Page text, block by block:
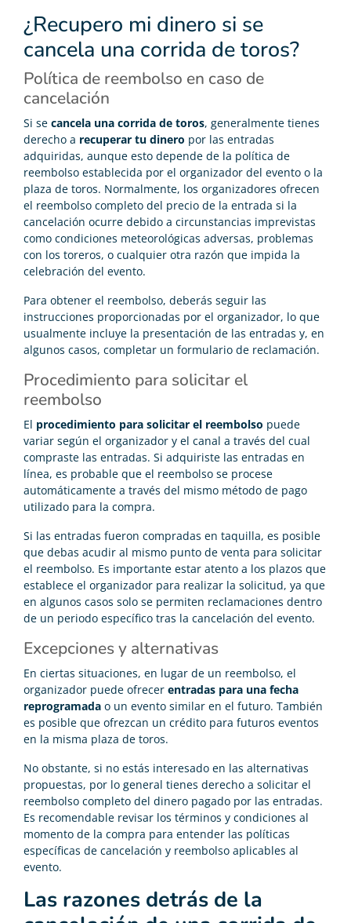
¿Recupero mi dinero si se
cancela una corrida de toros?
Política de reembolso en caso de
cancelación
Si se cancela una corrida de toros, generalmente tienes
derecho a recuperar tu dinero por las entradas
adquiridas, aunque esto depende de la política de
reembolso establecida por el organizador del evento o la
plaza de toros. Normalmente, los organizadores ofrecen
el reembolso completo del precio de la entrada si la
cancelación ocurre debido a circunstancias imprevistas
como condiciones meteorológicas adversas, problemas
con los toreros, o cualquier otra razón que impida la
celebración del evento.
Para obtener el reembolso, deberás seguir las
instrucciones proporcionadas por el organizador, lo que
usualmente incluye la presentación de las entradas y, en
algunos casos, completar un formulario de reclamación.
Procedimiento para solicitar el
reembolso
El procedimiento para solicitar el reembolso puede
variar según el organizador y el canal a través del cual
compraste las entradas. Si adquiriste las entradas en
línea, es probable que el reembolso se procese
automáticamente a través del mismo método de pago
utilizado para la compra.
Si las entradas fueron compradas en taquilla, es posible
que debas acudir al mismo punto de venta para solicitar
el reembolso. Es importante estar atento a los plazos que
establece el organizador para realizar la solicitud, ya que
en algunos casos solo se permiten reclamaciones dentro
de un periodo específico tras la cancelación del evento.
Excepciones y alternativas
En ciertas situaciones, en lugar de un reembolso, el
organizador puede ofrecer entradas para una fecha
reprogramada o un evento similar en el futuro. También
es posible que ofrezcan un crédito para futuros eventos
en la misma plaza de toros.
No obstante, si no estás interesado en las alternativas
propuestas, por lo general tienes derecho a solicitar el
reembolso completo del dinero pagado por las entradas.
Es recomendable revisar los términos y condiciones al
momento de la compra para entender las políticas
específicas de cancelación y reembolso aplicables al
evento.
Las razones detrás de la